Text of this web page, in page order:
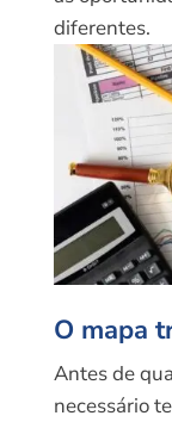
diferentes.
O mapa
Antes de
necessário